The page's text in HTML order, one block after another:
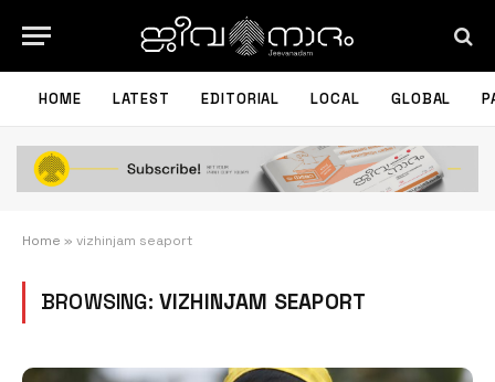
HOME LATEST EDITORIAL LOCAL GLOBAL
Home » vizhinjam seaport
BROWSING: VIZHINJAM SEAPORT